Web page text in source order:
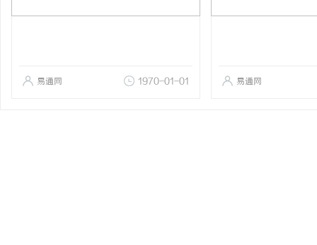
易通网 1970-01-01 易通网